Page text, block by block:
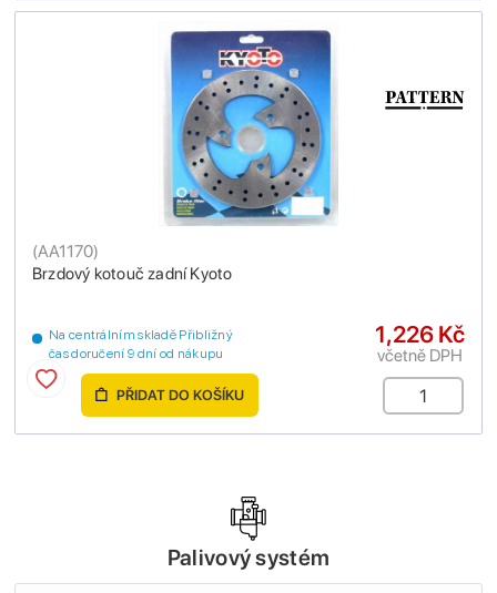
Brzdový kotouč zadní Kyoto
(AA1170)
Na centrálním skladě Přibližný
čas doručení 9 dní od nákupu
1,226 Kč
včetně DPH
PŘIDAT DO KOŠÍKU
Palivový systém